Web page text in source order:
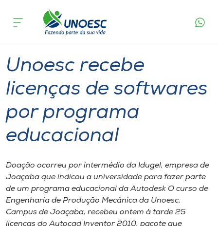
Cursos
Pesquisa
Atendimento ao Estudante
Portal de Ensino
A
Unoesc
Internacionalização
acontece
Unoesc recebe
licenças de softwares
por programa
educacional
Doação ocorreu por intermédio da Idugel, empresa de
Joaçaba que indicou a universidade para fazer parte
de um programa educacional da Autodesk O curso de
Engenharia de Produção Mecânica da Unoesc,
Campus de Joaçaba, recebeu ontem à tarde 25
licenças do Autocad Inventor 2010, pacote que